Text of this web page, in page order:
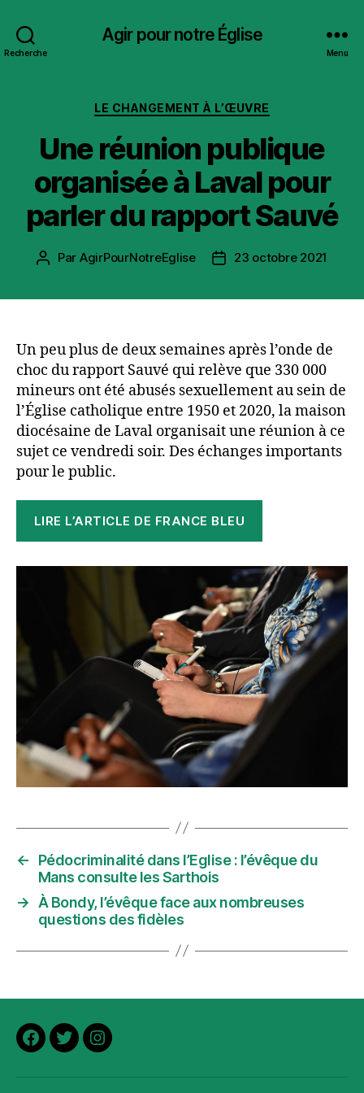
Recherche
Agir pour notre Église
Menu
Catégories
LE CHANGEMENT À L’ŒUVRE
Une réunion publique
organisée à Laval pour
parler du rapport Sauvé
Auteur
Par AgirPourNotreEglise
Date23 octobre 2021
Un peu plus de deux semaines après l’onde de
choc du rapport Sauvé qui relève que 330 000
mineurs ont été abusés sexuellement au sein de
l’Église catholique entre 1950 et 2020, la maison
diocésaine de Laval organisait une réunion à ce
sujet ce vendredi soir. Des échanges importants
pour le public.
LIRE L’ARTICLE DE FRANCE BLEU
←
Pédocriminalité dans l’Eglise : l’évêque du
Mans consulte les Sarthois
→ À Bondy, l’évêque face aux nombreuses
questions des fidèles
Facebook
TwitterInstagram